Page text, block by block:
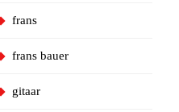
frans
frans bauer
gitaar